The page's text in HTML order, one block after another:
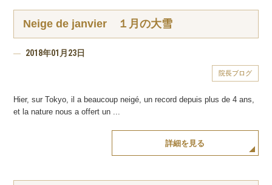
Neige de janvier １月の大雪
2018年01月23日
院長ブログ
Hier, sur Tokyo, il a beaucoup neigé, un record depuis plus de 4 ans,
et la nature nous a offert un ...
詳細を見る